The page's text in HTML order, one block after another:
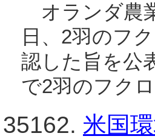
オランダ農
日、2羽のフ
認した旨を公
で2羽のフク
35162. 米国